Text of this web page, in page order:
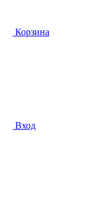
Корзина
Вход